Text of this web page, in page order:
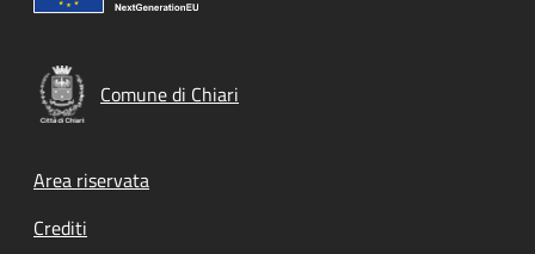
Comune di Chiari
Footer menu
Area riservata
Crediti